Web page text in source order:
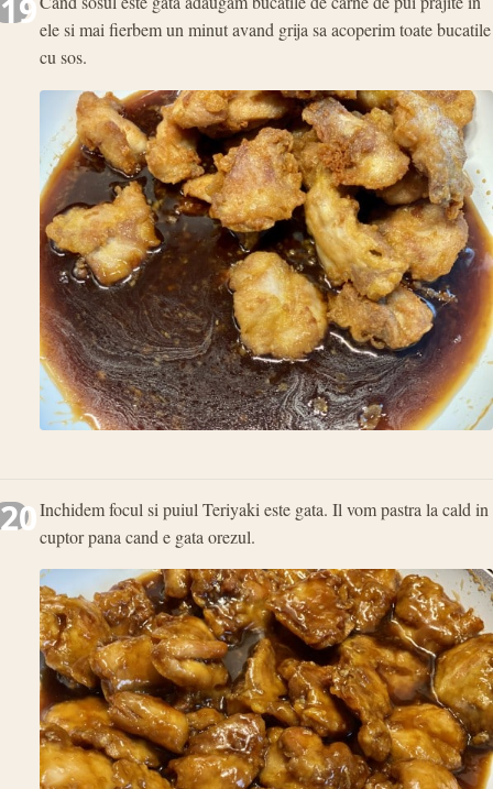
19ele si mai fierbem un minut avand grija sa acoperim toate bucatile
cu sos.
20Inchidem focul si puiul Teriyaki este gata. Il vom pastra la cald in
cuptor pana cand e gata orezul.